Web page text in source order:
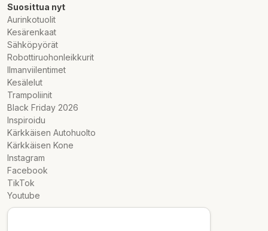
Suosittua nyt
Aurinkotuolit
Kesärenkaat
Sähköpyörät
Robottiruohonleikkurit
Ilmanviilentimet
Kesälelut
Trampoliinit
Black Friday 2026
Inspiroidu
Kärkkäisen Autohuolto
Kärkkäisen Kone
Instagram
Facebook
TikTok
Youtube